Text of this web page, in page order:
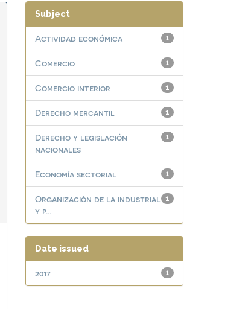
Subject
1
Actividad económica
1
Comercio
1
Comercio interior
1
Derecho mercantil
1
Derecho y legislación
nacionales
1
Economía sectorial
1
Organización de la industrial
y p...
Date issued
1
2017